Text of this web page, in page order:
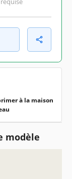
à la maison
modèle